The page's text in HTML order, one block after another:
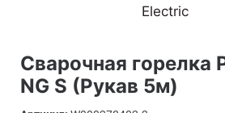
Electric
Сварочная горелка
NG S (Рукав 5м)